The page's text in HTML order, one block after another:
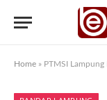
Home » PTMSI